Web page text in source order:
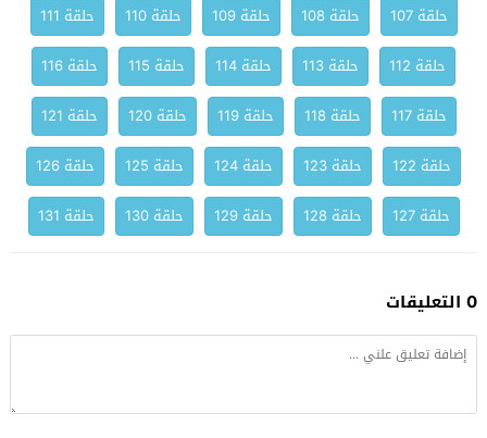
حلقة 107
حلقة 108 حلقة 109 حلقة 110
حلقة 111
حلقة 112
حلقة 113 حلقة 114 حلقة 115
حلقة 116
حلقة 117
حلقة 118 حلقة 119 حلقة 120
حلقة 121
حلقة 122
حلقة 123 حلقة 124 حلقة 125
حلقة 126
حلقة 127
حلقة 128 حلقة 129 حلقة 130 حلقة 131
0 التعليقات